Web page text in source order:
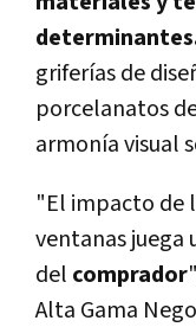
griferías de
porcelanatos
armonía visual
"El impacto de
ventanas juega
del comprador
Alta Gama